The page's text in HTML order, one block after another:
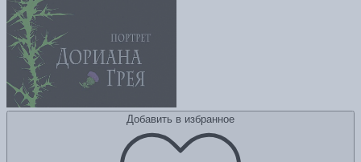
Добавить в избранное